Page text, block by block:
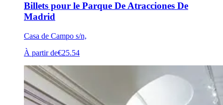
Billets pour le Parque De Atracciones De
Madrid
Casa de Campo s/n,
À partir de€25.54